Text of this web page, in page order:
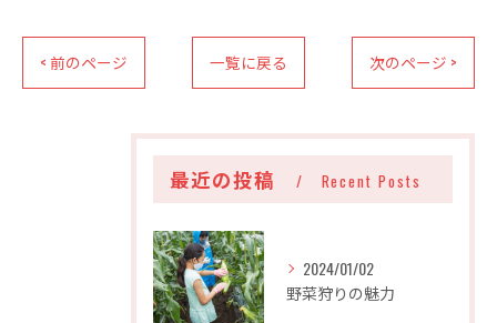
< 前のページ 一覧に戻る 次のページ >
最近の投稿 Recent Posts
2024/01/02
野菜狩りの魅力